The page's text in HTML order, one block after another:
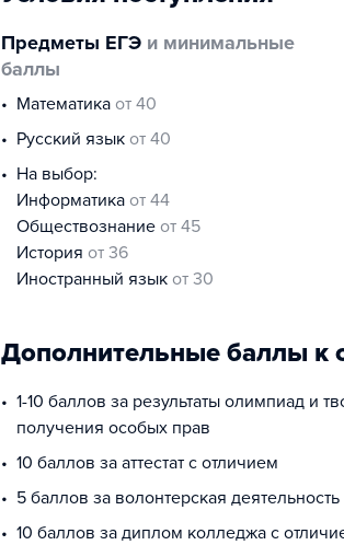
Предметы ЕГЭ и минимальные
баллы
математика от 40
русский язык от 40
На выбор:
информатика от 44
обществознание от 45
история от 36
иностранный язык от 30
Дополнительные баллы к
1-10 баллов за результаты олимпиад и
получения особых прав
10 баллов за аттестат с отличием
5 баллов за волонтерская деятельность
10 баллов за диплом колледжа с